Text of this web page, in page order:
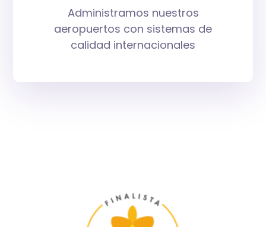
Administramos nuestros
aeropuertos con sistemas de
calidad internacionales